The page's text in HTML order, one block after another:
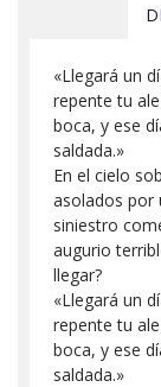
«Llegará un
repente tu
boca, y ese
saldada.»
En el cielo
asolados por
siniestro
augurio
llegar?
«Llegará un
repente tu
boca, y ese
saldada.»